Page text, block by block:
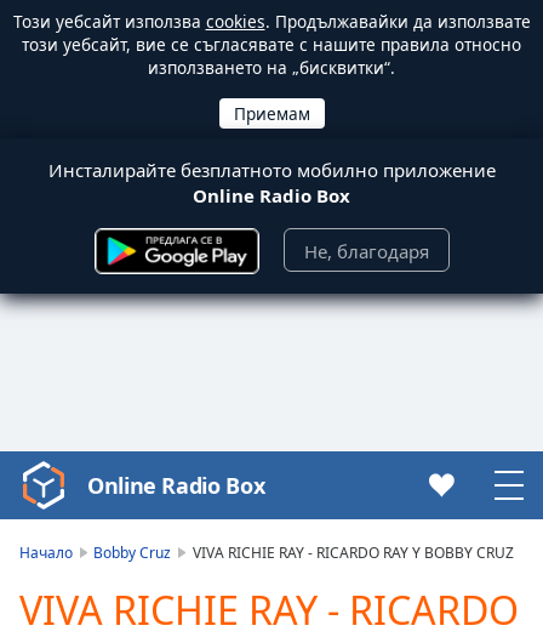
Този уебсайт използва cookies. Продължавайки да използвате
този уебсайт, вие се съгласявате с нашите правила относно
използването на „бисквитки“.
Инсталирайте безплатното мобилно приложение
Online Radio Box
Не, благодаря
Video
Player
Play
Video
Online Radio Box
Начало Bobby Cruz VIVA RICHIE RAY - RICARDO RAY Y BOBBY CRUZ
VIVA RICHIE RAY - RICARDO